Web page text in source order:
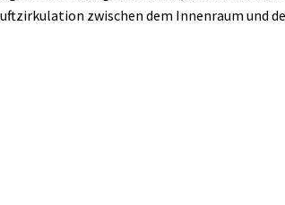
zwischen dem Innenraum und